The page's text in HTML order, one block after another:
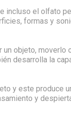
incluso el olfato
formas y
objeto, moverlo
desarrolla la
y este produce
y